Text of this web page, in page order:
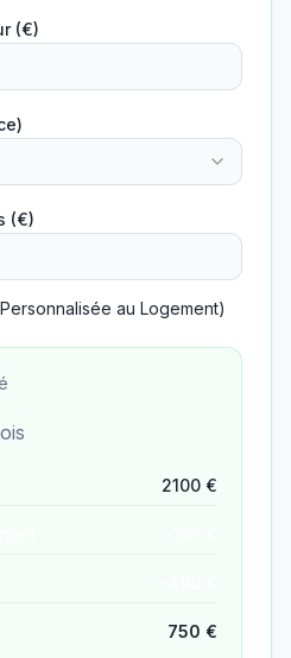
(€)
(€)
au Logement)
2100 €
750 €